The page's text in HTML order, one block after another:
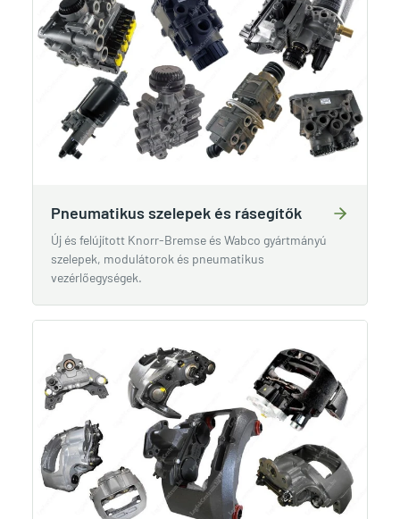
Pneumatikus szelepek és rásegítők
Új és felújított Knorr-Bremse és Wabco gyártmányú
szelepek, modulátorok és pneumatikus
vezérlőegységek.